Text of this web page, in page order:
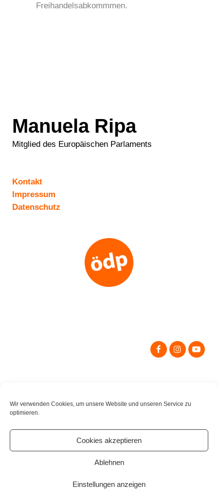
Wir verwenden Cookies, um unsere Website und unseren Service zu
optimieren.
Cookies akzeptieren
Ablehnen
Einstellungen anzeigen
Freihandelsabkommmen.
Manuela Ripa
Mitglied des Europäischen Parlaments
Kontakt
Impressum
Datenschutz